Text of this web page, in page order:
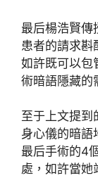
最后楊浩賢傳
患者的請求斟
如許既可以包
術暗語隱藏的
至于上文提到
身心儀的暗語
最后手術的4
處，如許當她